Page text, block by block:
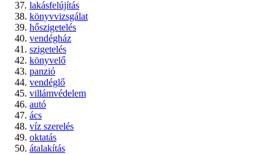
lakásfelújítás
könyvvizsgálat
hőszigetelés
vendégház
szigetelés
könyvelő
panzió
vendéglő
villámvédelem
autó
ács
víz szerelés
oktatás
átalakítás